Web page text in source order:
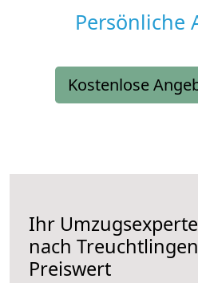
Persönliche
Kostenlose
Ihr
nach Treuchtlingen
Preiswert